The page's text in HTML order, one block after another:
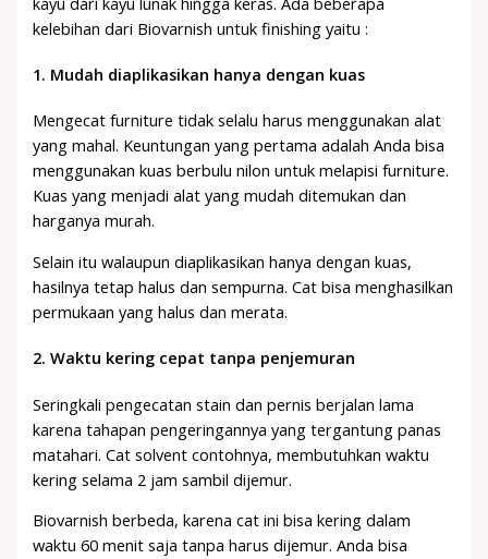
kelebihan dari Biovarnish untuk finishing yaitu :
1. Mudah diaplikasikan hanya dengan kuas
Mengecat furniture tidak selalu harus menggunakan alat
yang mahal. Keuntungan yang pertama adalah Anda bisa
menggunakan kuas berbulu nilon untuk melapisi furniture.
Kuas yang menjadi alat yang mudah ditemukan dan
harganya murah.
Selain itu walaupun diaplikasikan hanya dengan kuas,
hasilnya tetap halus dan sempurna. Cat bisa menghasilkan
permukaan yang halus dan merata.
2.Waktu kering cepat tanpa penjemuran
Seringkali pengecatan stain dan pernis berjalan lama
karena tahapan pengeringannya yang tergantung panas
matahari. Cat solvent contohnya, membutuhkan waktu
kering selama 2 jam sambil dijemur.
Biovarnish berbeda, karena cat ini bisa kering dalam
waktu 60 menit saja tanpa harus dijemur. Anda bisa